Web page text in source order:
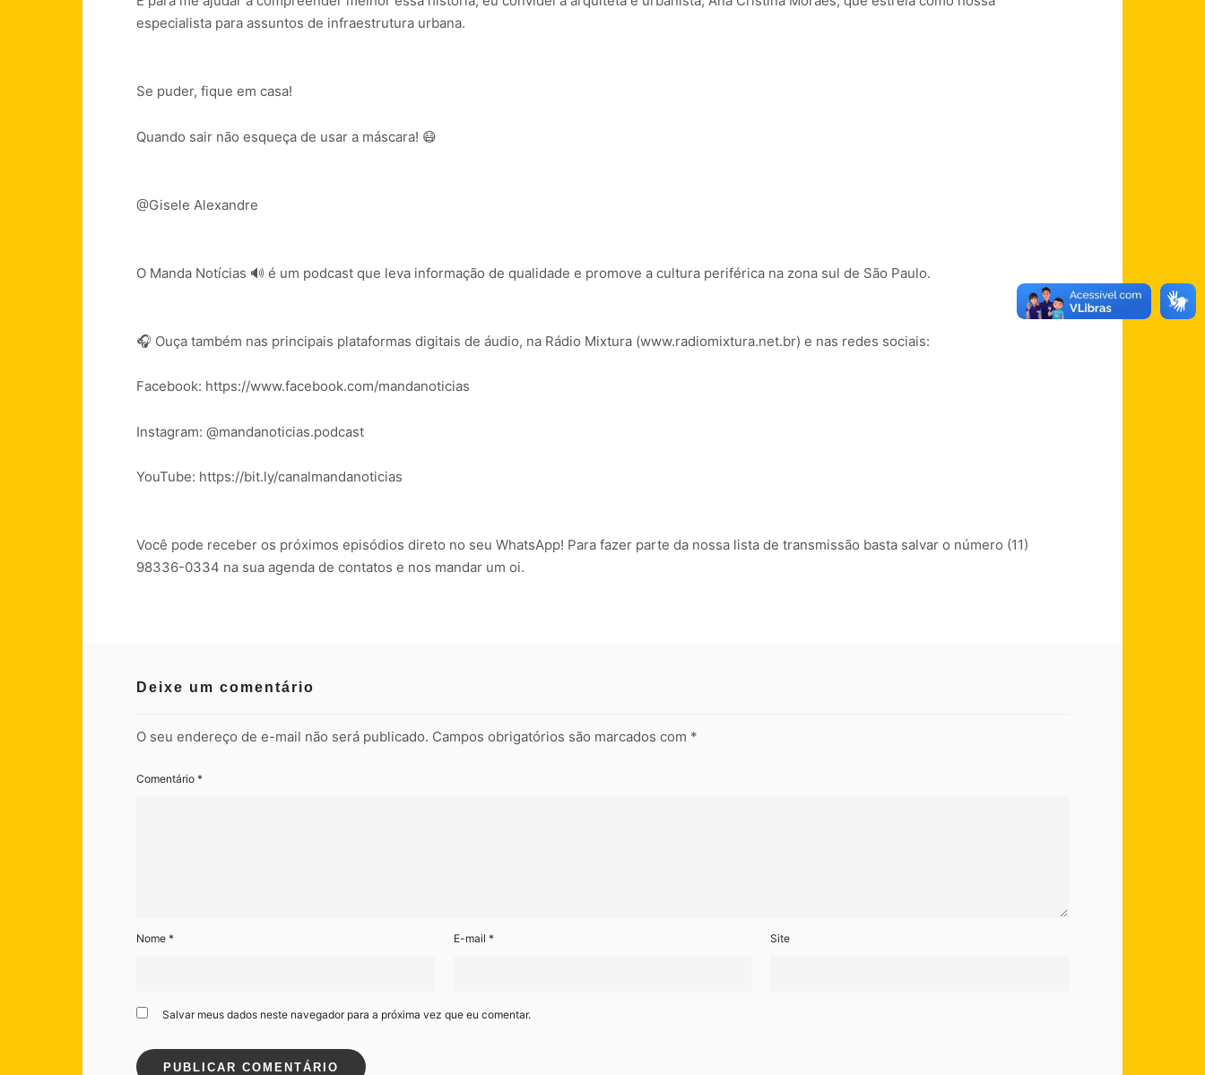
especialista para assuntos de infraestrutura urbana.
Se puder, fique em casa!
Quando sair não esqueça de usar a máscara! 😷
@Gisele Alexandre
O Manda Notícias 🔊 é um podcast que leva informação de qualidade e promove a cultura periférica na zona sul de São Paulo.
🎧 Ouça também nas principais plataformas digitais de áudio, na Rádio Mixtura (www.radiomixtura.net.br) e nas redes sociais:
Facebook: https://www.facebook.com/mandanoticias
Instagram: @mandanoticias.podcast
YouTube: https://bit.ly/canalmandanoticias
Você pode receber os próximos episódios direto no seu WhatsApp! Para fazer parte da nossa lista de transmissão basta salvar o número (11)
98336-0334 na sua agenda de contatos e nos mandar um oi.
Deixe um comentário
O seu endereço de e-mail não será publicado. Campos obrigatórios são marcados com *
Comentário *
Nome * E-mail * Site
Salvar meus dados neste navegador para a próxima vez que eu comentar.